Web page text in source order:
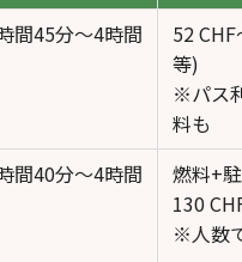
間45分～4時間
52
等)
※パス
料も
間40分～4時間
燃料+
130
※人数